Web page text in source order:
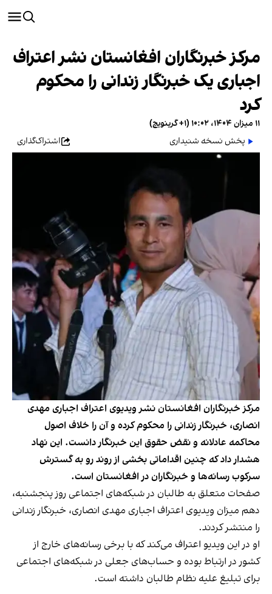
مرکز خبرنگاران افغانستان نشر اعتراف
اجباری یک خبرنگار زندانی را محکوم
کرد
۱۱ میزان ۱۴۰۴، ۱۰:۰۲ (‎+۱ گرینویچ)
پخش نسخه شنیداری
اشتراک‌گذاری
مرکز خبرنگاران افغانستان نشر ویدیوی اعتراف اجباری مهدی
انصاری، خبرنگار زندانی را محکوم کرده و آن را خلاف اصول
محاکمه عادلانه و نقض حقوق این خبرنگار دانست. این نهاد
هشدار داد که چنین اقداماتی بخشی از روند رو به گسترش
سرکوب رسانه‌ها و خبرنگاران در افغانستان است.
صفحات متعلق به طالبان در شبکه‌های اجتماعی روز پنجشنبه،
دهم میزان ویدیوی اعتراف اجباری مهدی انصاری، خبرنگار زندانی
را منتشر کردند.
او در این ویدیو اعتراف می‌کند که با برخی رسانه‌های خارج از
کشور در ارتباط بوده و حساب‌های جعلی در شبکه‌های اجتماعی
برای تبلیغ علیه نظام طالبان داشته است.